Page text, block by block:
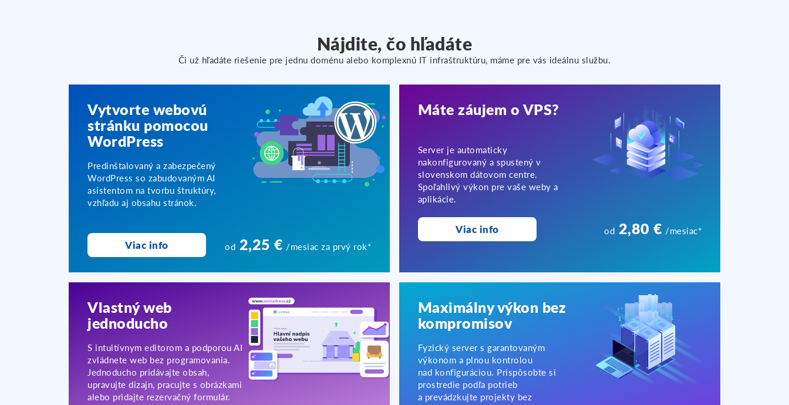
Nájdite, čo hľadáte
Či už hľadáte riešenie pre jednu doménu alebo komplexnú IT infraštruktúru, máme pre vás ideálnu službu.
Vytvorte webovú
stránku pomocou
WordPress
Predinštalovaný a zabezpečený
WordPress so zabudovaným AI
asistentom na tvorbu štruktúry,
vzhľadu aj obsahu stránok.
Viac info od 2,25 € /mesiac za prvý rok*
Máte záujem o VPS?
Server je automaticky
nakonfigurovaný a spustený v
slovenskom dátovom centre.
Spoľahlivý výkon pre vaše weby a
aplikácie.
Viac info od 2,80 € /mesiac*
Vlastný web
jednoducho
S intuitívnym editorom a podporou AI
zvládnete web bez programovania.
Jednoducho pridávajte obsah,
upravujte dizajn, pracujte s obrázkami
alebo pridajte rezervačný formulár.
Maximálny výkon bez
kompromisov
Fyzický server s garantovaným
výkonom a plnou kontrolou
nad konfiguráciou. Prispôsobte si
prostredie podľa potrieb
a prevádzkujte projekty bez